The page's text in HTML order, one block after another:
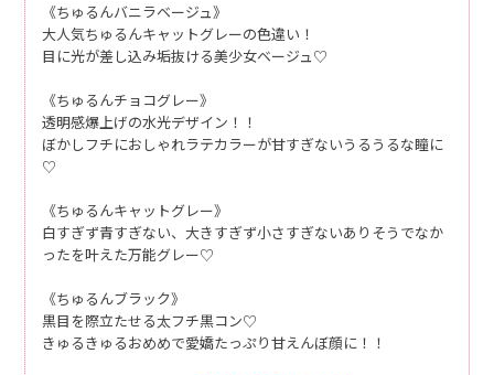
《ちゅるんバニラベージュ》
大人気ちゅるんキャットグレーの色違い！
目に光が差し込み垢抜ける美少女ベージュ♡
《ちゅるんチョコグレー》
透明感爆上げの水光デザイン！！
ぼかしフチにおしゃれラテカラーが甘すぎないうるうるな瞳に
♡
《ちゅるんキャットグレー》
白すぎず青すぎない、大きすぎず小さすぎないありそうでなか
ったを叶えた万能グレー♡
《ちゅるんブラック》
黒目を際立たせる太フチ黒コン♡
きゅるきゅるおめめで愛嬌たっぷり甘えんぼ顔に！！